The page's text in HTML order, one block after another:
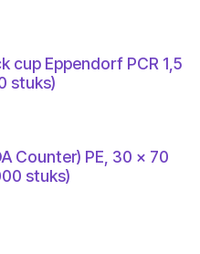
cup Eppendorf PCR 1,5
stuks)
Counter) PE, 30 x 70
stuks)